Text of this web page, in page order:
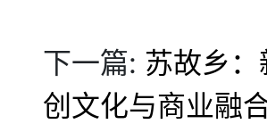
下一篇: 苏故乡
创文化与商业融